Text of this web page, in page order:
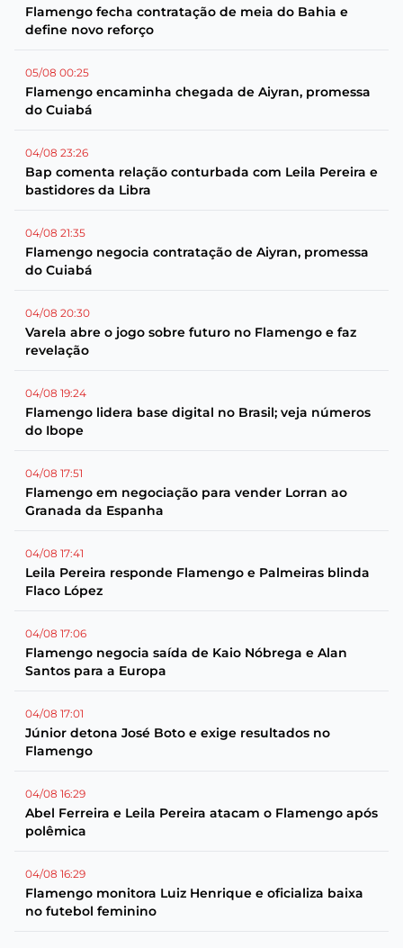
Flamengo fecha contratação de meia do Bahia e
define novo reforço
05/08 00:25
Flamengo encaminha chegada de Aiyran, promessa
do Cuiabá
04/08 23:26
Bap comenta relação conturbada com Leila Pereira e
bastidores da Libra
04/08 21:35
Flamengo negocia contratação de Aiyran, promessa
do Cuiabá
04/08 20:30
Varela abre o jogo sobre futuro no Flamengo e faz
revelação
04/08 19:24
Flamengo lidera base digital no Brasil; veja números
do Ibope
04/08 17:51
Flamengo em negociação para vender Lorran ao
Granada da Espanha
04/08 17:41
Leila Pereira responde Flamengo e Palmeiras blinda
Flaco López
04/08 17:06
Flamengo negocia saída de Kaio Nóbrega e Alan
Santos para a Europa
04/08 17:01
Júnior detona José Boto e exige resultados no
Flamengo
04/08 16:29
Abel Ferreira e Leila Pereira atacam o Flamengo após
polêmica
04/08 16:29
Flamengo monitora Luiz Henrique e oficializa baixa
no futebol feminino